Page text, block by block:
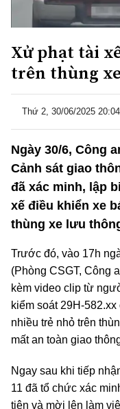
Xử phạt tài
trên thùng
Thứ 2, 30/06/2025
Ngày 30/6, Công
Cảnh sát giao
đã xác minh, lập
xế điều khiển xe
thùng xe lưu
Trước đó, vào 17h
(Phòng CSGT, Công
kèm video clip từ
kiểm soát 29H-
nhiều trẻ nhỏ trên
mất an toàn giao
Ngay sau khi tiếp
11 đã tổ chức xác
tiện và mời lên làm